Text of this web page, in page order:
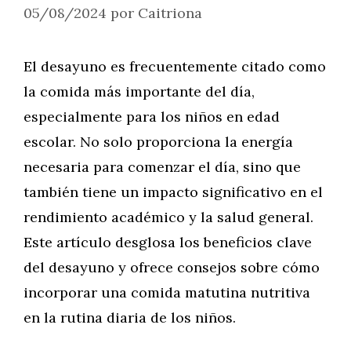
05/08/2024 por Caitriona
El desayuno es frecuentemente citado como
la comida más importante del día,
especialmente para los niños en edad
escolar. No solo proporciona la energía
necesaria para comenzar el día, sino que
también tiene un impacto significativo en el
rendimiento académico y la salud general.
Este artículo desglosa los beneficios clave
del desayuno y ofrece consejos sobre cómo
incorporar una comida matutina nutritiva
en la rutina diaria de los niños.